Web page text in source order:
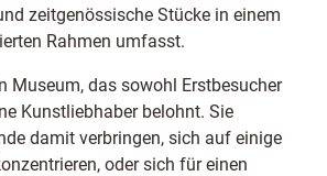
zeitgenössische Stücke in einem
Rahmen umfasst.
Museum, das sowohl Erstbesucher
Kunstliebhaber belohnt. Sie
damit verbringen, sich auf einige
oder sich für einen